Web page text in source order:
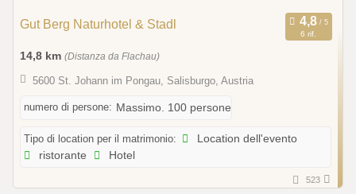
Gut Berg Naturhotel & Stadl
6 rif.
14,8 km (Distanza da Flachau)
5600 St. Johann im Pongau, Salisburgo, Austria
numero di persone: Massimo. 100 persone
Tipo di location per il matrimonio:
Location dell'evento
ristorante
Hotel
523